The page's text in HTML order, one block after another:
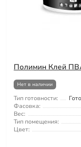
Полимин Клей
Нет в наличии
Тип готовности:
Фасовка:
Вес:
Тип помещения:
Цвет: